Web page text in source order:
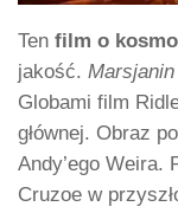
Ten film o
jakość. Marsjanin
Globami film
głównej. Obraz
Andy’ego Weira.
Cruzoe w